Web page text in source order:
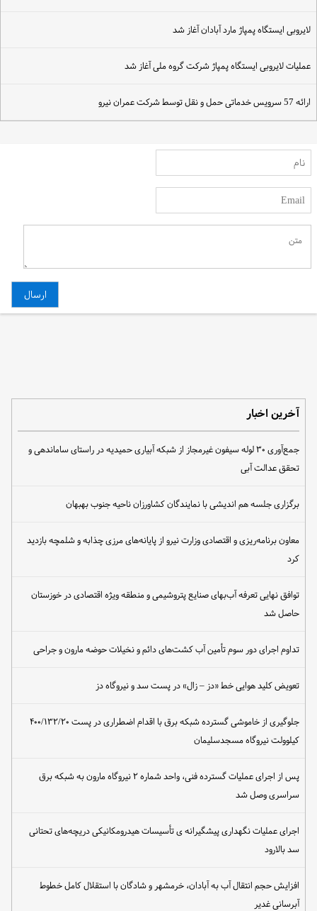
لایروبی ایستگاه پمپاژ مارد آبادان آغاز شد
عملیات لایروبی ایستگاه پمپاژ شرکت گروه ملی آغاز شد
ارائه 57 سرویس خدماتی حمل و نقل توسط شرکت عمران نیرو
آخرین اخبار
جمع‌آوری ۳۰ لوله سیفون غیرمجاز از شبکه آبیاری حمیدیه در راستای ساماندهی و
تحقق عدالت آبی
برگزاری جلسه هم اندیشی با نمایندگان کشاورزان ناحیه جنوب بهبهان
معاون برنامه‌ریزی و اقتصادی وزارت نیرو از پایانه‌های مرزی چذابه و شلمچه بازدید
کرد
توافق نهایی تعرفه آب‌بهای صنایع پتروشیمی و منطقه ویژه اقتصادی در خوزستان
حاصل شد
تداوم اجرای دور سوم تأمین آب کشت‌های دائم و نخیلات حوضه مارون و جراحی
تعویض کلید هوایی خط «دز – زال» در پست سد و نیروگاه دز
جلوگیری از خاموشی گسترده شبکه برق با اقدام اضطراری در پست ۴۰۰/۱۳۲/۲۰
کیلوولت نیروگاه مسجدسلیمان
پس از اجرای عملیات گسترده فنی، واحد شماره ۲ نیروگاه مارون به شبکه برق
سراسری وصل شد
اجرای عملیات نگهداری پیشگیرانه ی تأسیسات هیدرومکانیکی دریچه‌های تحتانی
سد بالارود
افزایش حجم انتقال آب به آبادان، خرمشهر و شادگان با استقلال کامل خطوط
آبرسانی غدیر